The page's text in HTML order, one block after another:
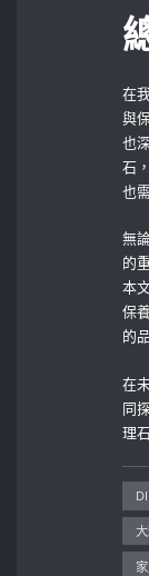
在
與
也
石
也
無
的
本
保
的
在
同
理